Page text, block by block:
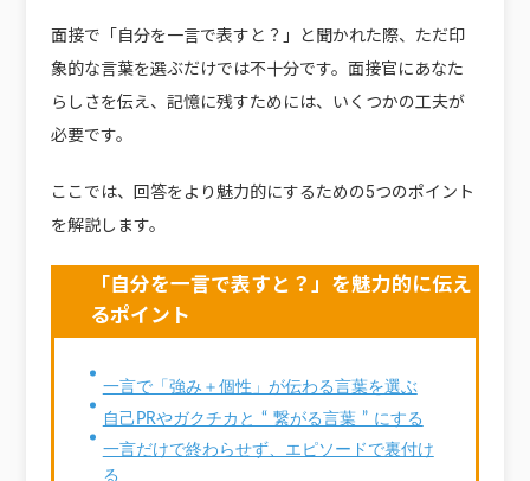
面接で「自分を一言で表すと？」と聞かれた際、ただ印
象的な言葉を選ぶだけでは不十分です。面接官にあなた
らしさを伝え、記憶に残すためには、いくつかの工夫が
必要です。
ここでは、回答をより魅力的にするための5つのポイント
を解説します。
「自分を一言で表すと？」を魅力的に伝え
るポイント
一言で「強み＋個性」が伝わる言葉を選ぶ
自己PRやガクチカと “ 繋がる言葉 ” にする
一言だけで終わらせず、エピソードで裏付け
る